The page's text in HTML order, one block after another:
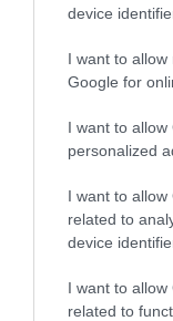
device
I want to
Google for
I want to
personalized
I want to
related to
device
I want to
related to